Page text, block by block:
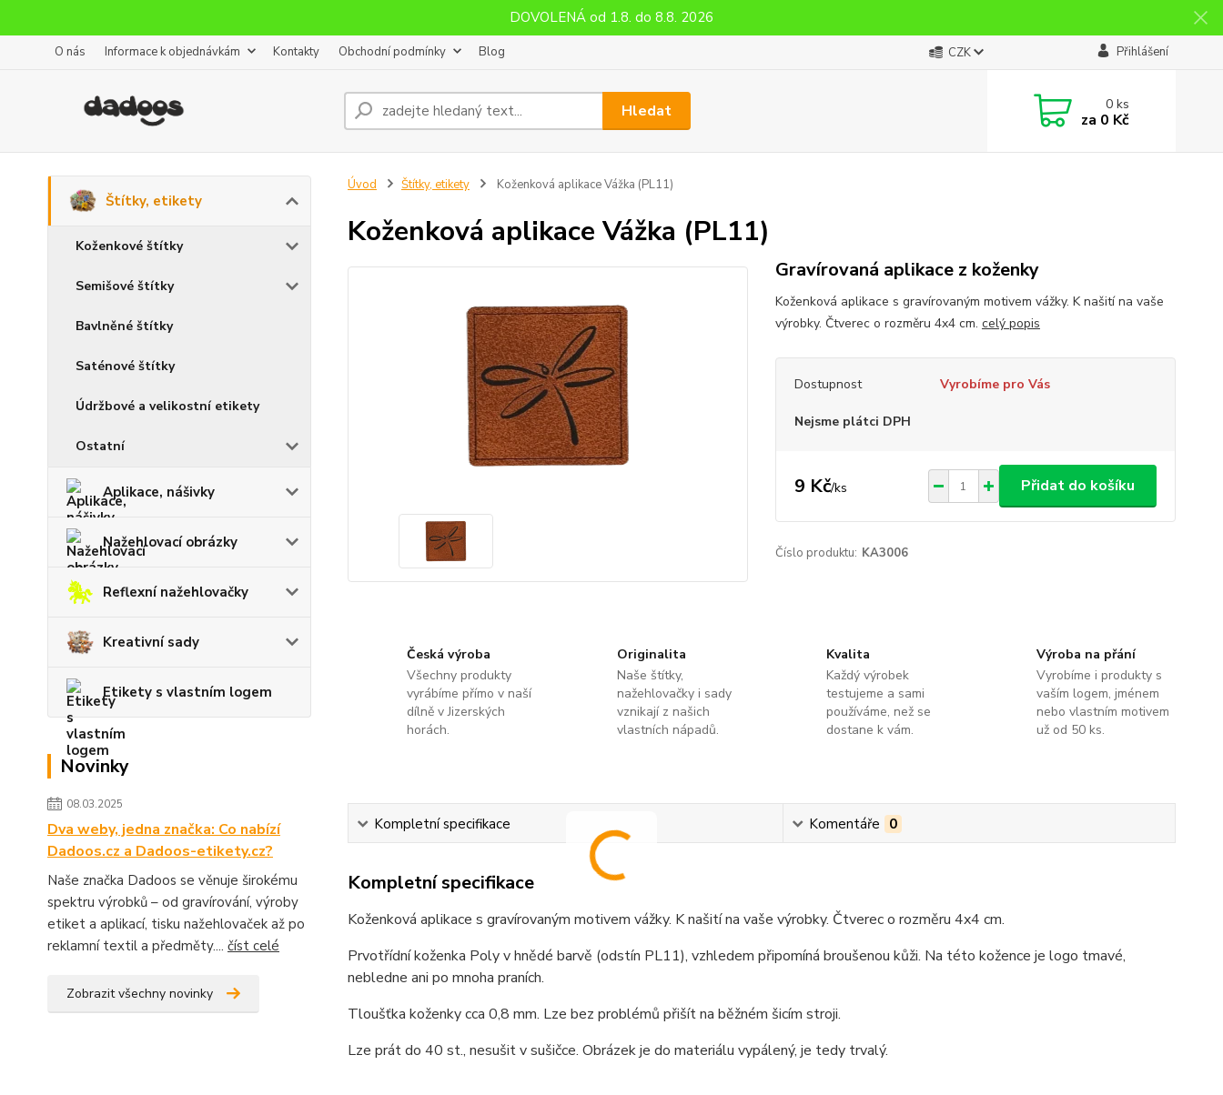
DOVOLENÁ od 1.8. do 8.8. 2026
O nás Informace k objednávkám Kontakty Obchodní podmínky Blog CZK Přihlášení
Hledat 0ks
za 0 Kč
Štítky, etikety
Koženkové štítky
Semišové štítky
Bavlněné štítky
Saténové štítky
Údržbové a velikostní etikety
Ostatní
Aplikace, nášivky
Nažehlovací obrázky
Reflexní nažehlovačky
Kreativní sady
Etikety s vlastním logem
Novinky
08.03.2025
Dva weby, jedna značka: Co nabízí
Dadoos.cz a Dadoos-etikety.cz?
Naše značka Dadoos se věnuje širokému
spektru výrobků – od gravírování, výroby
etiket a aplikací, tisku nažehlovaček až po
reklamní textil a předměty.... číst celé
Zobrazit všechny novinky
Úvod Štítky, etikety Koženková aplikace Vážka (PL11)
Koženková aplikace Vážka (PL11)
Gravírovaná aplikace z koženky
Koženková aplikace s gravírovaným motivem vážky. K našití na vaše
výrobky. Čtverec o rozměru 4x4 cm. celý popis
Dostupnost Vyrobíme pro Vás
Nejsme plátci DPH
9 Kč/ks Přidat do košíku
Číslo produktu: KA3006
Česká výroba
Všechny produkty
vyrábíme přímo v naší
dílně v Jizerských
horách.
Originalita
Naše štítky,
nažehlovačky i sady
vznikají z našich
vlastních nápadů.
Kvalita
Každý výrobek
testujeme a sami
používáme, než se
dostane k vám.
Výroba na přání
Vyrobíme i produkty s
vaším logem, jménem
nebo vlastním motivem
už od 50 ks.
Kompletní specifikace Komentáře 0
Kompletní specifikace
Koženková aplikace s gravírovaným motivem vážky. K našití na vaše výrobky. Čtverec o rozměru 4x4 cm.
Prvotřídní koženka Poly v hnědé barvě (odstín PL11), vzhledem připomíná broušenou kůži. Na této kožence je logo tmavé,
nebledne ani po mnoha praních.
Tloušťka koženky cca 0,8 mm. Lze bez problémů přišít na běžném šicím stroji.
Lze prát do 40 st., nesušit v sušičce. Obrázek je do materiálu vypálený, je tedy trvalý.